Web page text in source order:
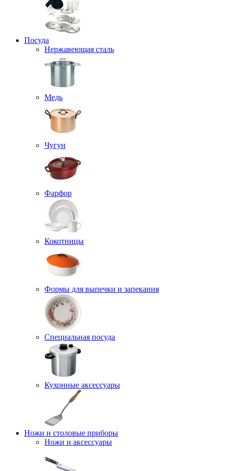
Посуда
Нержавеющая сталь
Медь
Чугун
Фарфор
Кокотницы
Формы для выпечки и запекания
Специальная посуда
Кухонные аксессуары
Ножи и столовые приборы
Ножи и аксессуары